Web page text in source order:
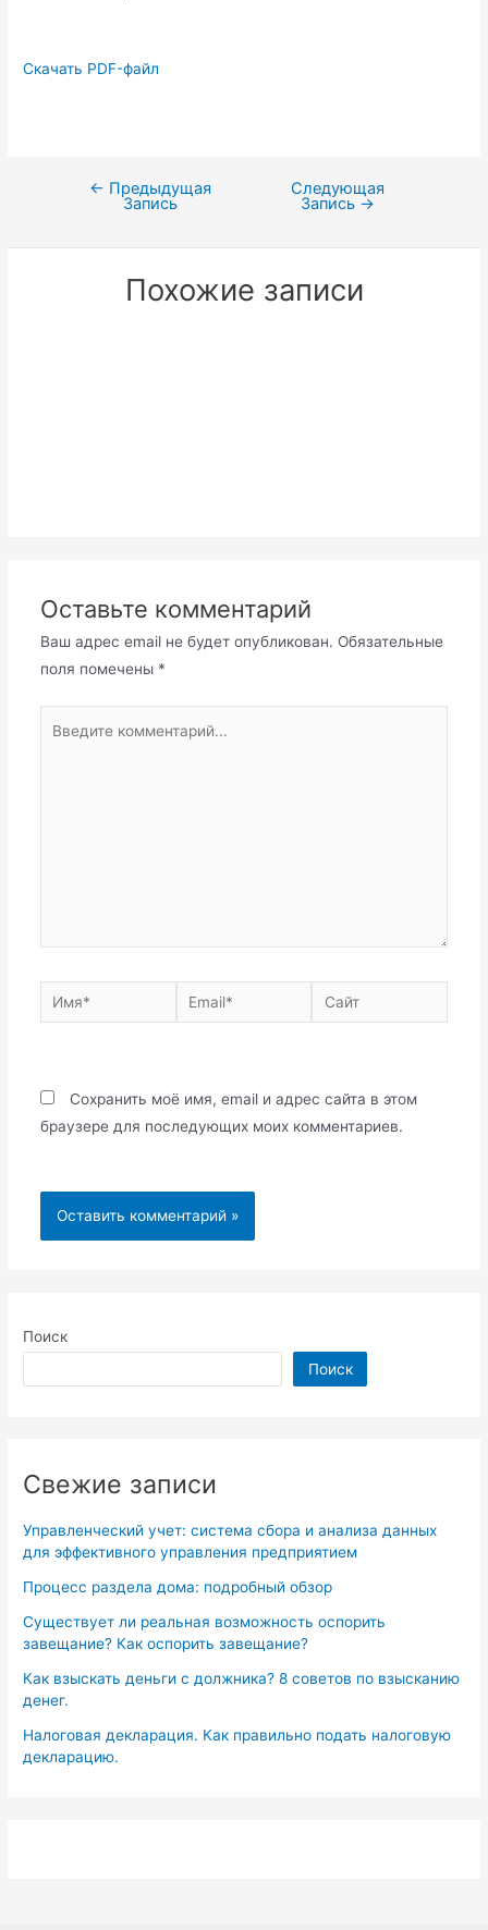
Поиск
Поиск
Свежие записи
Управленческий учет: система сбора и анализа данных
для эффективного управления предприятием
Процесс раздела дома: подробный обзор
Существует ли реальная возможность оспорить
завещание? Как оспорить завещание?
Как взыскать деньги с должника? 8 советов по взысканию
денег.
Налоговая декларация. Как правильно подать налоговую
декларацию.
Скачать PDF-файл
Навигация
записям
← Предыдущая
Запись
Следующая
Запись →
Похожие записи
Оставьте комментарий
Ваш адрес email не будет опубликован. Обязательные
поля помечены *
Имя* Email* Сайт
Сохранить моё имя, email и адрес сайта в этом
браузере для последующих моих комментариев.